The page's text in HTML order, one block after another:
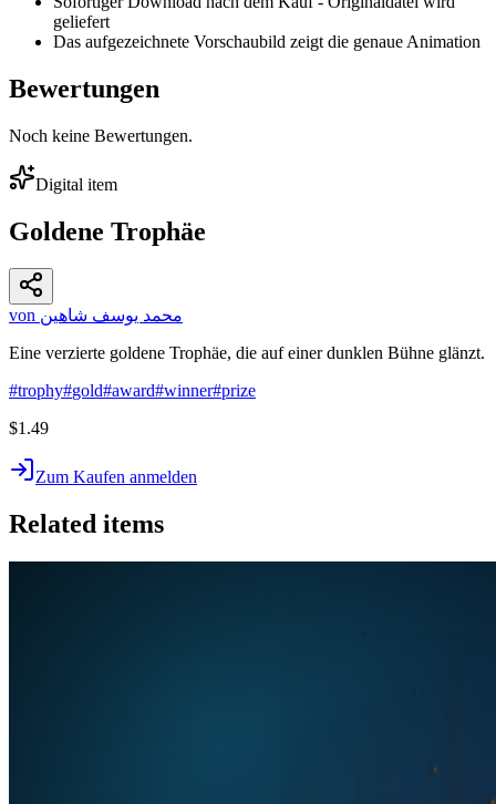
geliefert
Das aufgezeichnete Vorschaubild zeigt die genaue Animation
Bewertungen
Noch keine Bewertungen.
Digital item
Goldene Trophäe
von محمد يوسف شاهين
Eine verzierte goldene Trophäe, die auf einer dunklen Bühne glänzt.
#trophy#gold#award#winner#prize
$1.49
Zum Kaufen anmelden
Related items